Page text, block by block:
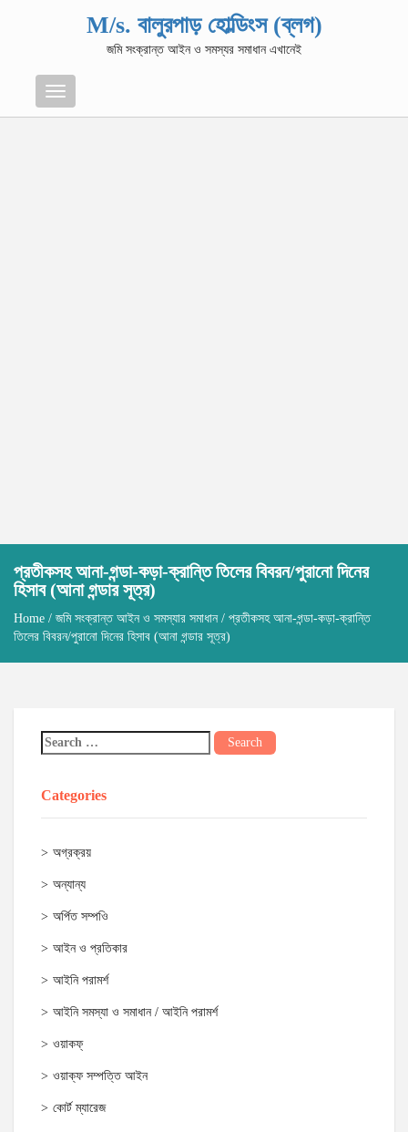
M/s. বালুরপাড় হোল্ডিংস (ব্লগ)
জমি সংক্রান্ত আইন ও সমস্যর সমাধান এখানেই
Menu
প্রতীকসহ আনা-গন্ডা-কড়া-ক্রান্তি তিলের বিবরন/পুরানো দিনের
হিসাব (আনা গন্ডার সূত্র)
Home / জমি সংক্রান্ত আইন ও সমস্যার সমাধান/ প্রতীকসহ আনা-গন্ডা-কড়া-ক্রান্তি
তিলের বিবরন/পুরানো দিনের হিসাব (আনা গন্ডার সূত্র)
Categories
অগ্রক্রয়
অন্যান্য
অর্পিত সম্পওি
আইন ও প্রতিকার
আইনি পরামর্শ
আইনি সমস্যা ও সমাধান / আইনি পরামর্শ
ওয়াকফ্
ওয়াক্‌ফ সম্পত্তি আইন
কোর্ট ম্যারেজ